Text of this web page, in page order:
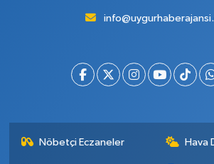
Nöbetçi Eczaneler Hava